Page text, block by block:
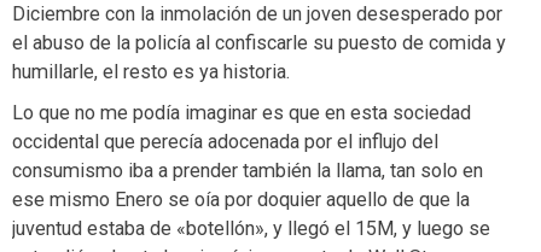
Diciembre con la inmolación de un joven desesperado por
el abuso de la policía al confiscarle su puesto de comida y
humillarle, el resto es ya historia.
Lo que no me podía imaginar es que en esta sociedad
occidental que perecía adocenada por el influjo del
consumismo iba a prender también la llama, tan solo en
ese mismo Enero se oía por doquier aquello de que la
juventud estaba de «botellón», y llegó el 15M, y luego se